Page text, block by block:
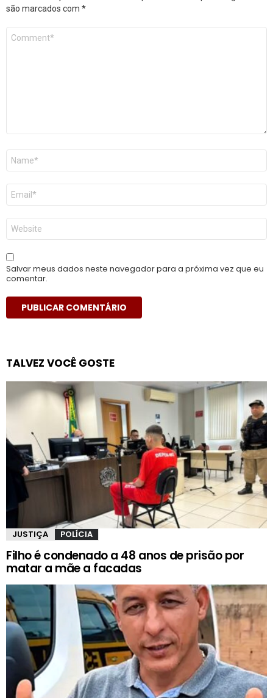
são marcados com *
Comentário
Nome
E-
mail
*
Site
Salvar meus dados neste navegador para a próxima vez que eu
comentar.
TALVEZ VOCÊ GOSTE
JUSTIÇA POLÍCIA
Filho é condenado a 48 anos de prisão por
matar a mãe a facadas